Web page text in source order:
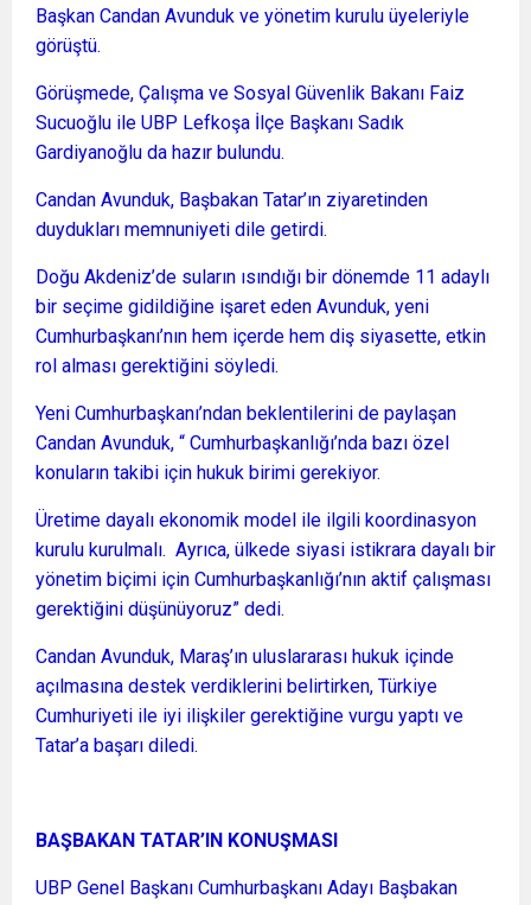
Başkan Candan Avunduk ve yönetim kurulu üyeleriyle
görüştü.
Görüşmede, Çalışma ve Sosyal Güvenlik Bakanı Faiz
Sucuoğlu ile UBP Lefkoşa İlçe Başkanı Sadık
Gardiyanoğlu da hazır bulundu.
Candan Avunduk, Başbakan Tatar’ın ziyaretinden
duydukları memnuniyeti dile getirdi.
Doğu Akdeniz’de suların ısındığı bir dönemde 11 adaylı
bir seçime gidildiğine işaret eden Avunduk, yeni
Cumhurbaşkanı’nın hem içerde hem diş siyasette, etkin
rol alması gerektiğini söyledi.
Yeni Cumhurbaşkanı’ndan beklentilerini de paylaşan
Candan Avunduk, “ Cumhurbaşkanlığı’nda bazı özel
konuların takibi için hukuk birimi gerekiyor.
Üretime dayalı ekonomik model ile ilgili koordinasyon
kurulu kurulmalı. Ayrıca, ülkede siyasi istikrara dayalı bir
yönetim biçimi için Cumhurbaşkanlığı’nın aktif çalışması
gerektiğini düşünüyoruz” dedi.
Candan Avunduk, Maraş’ın uluslararası hukuk içinde
açılmasına destek verdiklerini belirtirken, Türkiye
Cumhuriyeti ile iyi ilişkiler gerektiğine vurgu yaptı ve
Tatar’a başarı diledi.
BAŞBAKAN TATAR’IN KONUŞMASI
UBP Genel Başkanı Cumhurbaşkanı Adayı Başbakan